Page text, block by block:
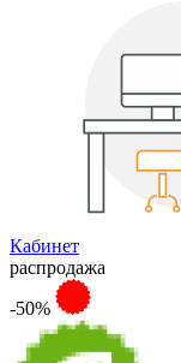
Кабинет
распродажа
-50%